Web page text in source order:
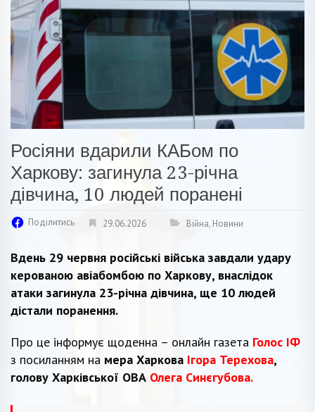
Росіяни вдарили КАБом по
Харкову: загинула 23-річна
дівчина, 10 людей поранені
Поділитись 29.06.2026 Війна, Новини
Вдень 29 червня російські війська завдали удару
керованою авіабомбою по Харкову, внаслідок
атаки загинула 23-річна дівчина, ще 10 людей
дістали поранення.
Про це інформує щоденна – онлайн газета Голос ІФ
з посиланням на мера Харкова Ігора Терехова,
голову Харківської ОВА Олега Синєгубова.